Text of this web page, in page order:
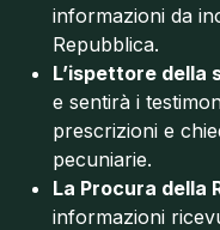
informazioni da
Repubblica.
L’ispettore della
e sentirà i
prescrizioni e
pecuniarie.
La Procura della
informazioni